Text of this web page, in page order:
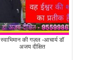
स्वाभिमान की गज़ल -आचार्य डॉ
अजय दीक्षित